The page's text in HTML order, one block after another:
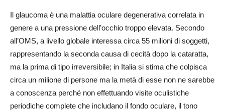
Il glaucoma è una malattia oculare degenerativa correlata in
genere a una pressione dell’occhio troppo elevata. Secondo
all’OMS, a livello globale interessa circa 55 milioni di soggetti,
rappresentando la seconda causa di cecità dopo la cataratta,
ma la prima di tipo irreversibile; in Italia si stima che colpisca
circa un milione di persone ma la metà di esse non ne sarebbe
a conoscenza perché non effettuando visite oculistiche
periodiche complete che includano il fondo oculare, il tono